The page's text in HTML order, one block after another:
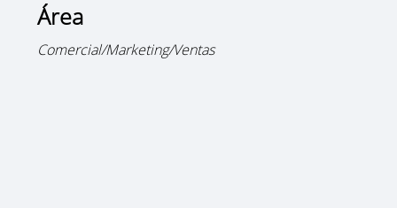
Área
Comercial/Marketing/Ventas